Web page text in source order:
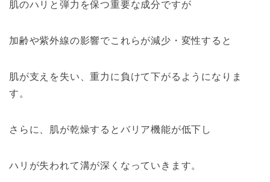
肌のハリと弾力を保つ重要な成分ですが
加齢や紫外線の影響でこれらが減少・変性すると
肌が支えを失い、重力に負けて下がるようになりま
す。
さらに、肌が乾燥するとバリア機能が低下し
ハリが失われて溝が深くなっていきます。